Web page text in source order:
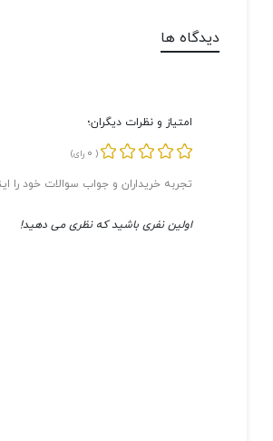
دیدگاه ها
امتیاز و نظرات دیگران؛
(
0 رای)
تجربه خریداران و جواب سوالات خود را
اولین نفری باشید که نظری می دهید!